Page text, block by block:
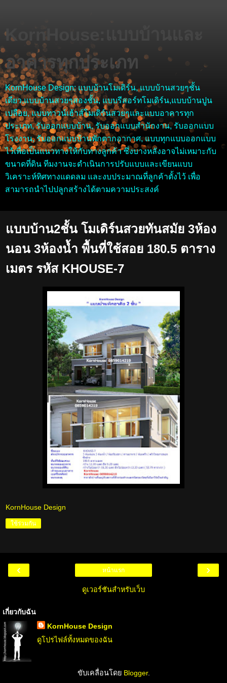
KornHouse:แบบบ้านและ
อาคารทุกประเภท
KornHouse Design: แบบบ้านโมเดิร์น, แบบบ้านสวยๆชั้น
เดียว,แบบบ้านสวยๆสองชั้น, แบบรีสอร์ทโมเดิร์น,แบบบ้านปูน
เปลือย, แบบทาวน์เฮ้าส์โมเดิร์นสวยๆและแบบอาคารทุก
ประเภท, รับออกแบบบ้าน, รับออกแบบสำนักงาน, รับออกแบบ
โรงงาน, รับออกแบบบ้านพักตากอากาศ, แบบทุกแบบออกแบบ
ไว้เพื่อเป็นแนวทางให้กับทางลูกค้า ซึ่งบางหลังอาจไม่เหมาะกับ
ขนาดที่ดิน ทีมงานจะดำเนินการปรับแบบและเขียนแบบ
วิเคราะห์ทิศทางแดดลม และงบประมาณที่ลูกค้าตั้งไว้ เพื่อ
สามารถนำไปปลูกสร้างได้ตามความประสงค์
แบบบ้าน2ชั้น โมเดิร์นสวยทันสมัย 3ห้อง
นอน 3ห้องน้ำ พื้นที่ใช้สอย 180.5 ตาราง
เมตร รหัส KHOUSE-7
KornHouse Design
ใช้ร่วมกัน
‹ ›
หน้าแรก
ดูเวอร์ชันสำหรับเว็บ
เกี่ยวกับฉัน
KornHouse Design
ดูโปรไฟล์ทั้งหมดของฉัน
ขับเคลื่อนโดย Blogger.